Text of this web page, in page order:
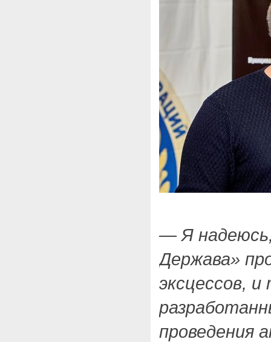
— Я
Держава»
эксцессов,
проведения